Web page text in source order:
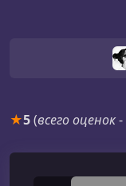
★5(всего оценок-